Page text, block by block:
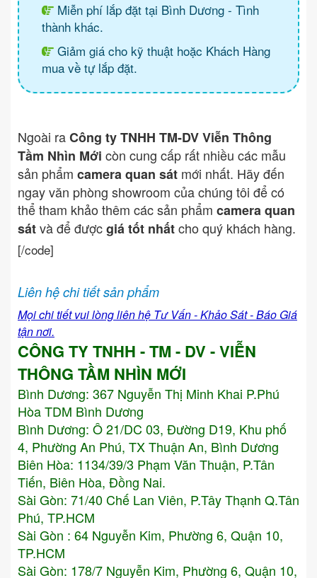
Miễn phí lắp đặt tại Bình Dương - Tình
thành khác.
Giảm giá cho kỹ thuật hoặc Khách Hàng
mua về tự lắp đặt.
Ngoài raCông ty TNHH TM-DV Viễn Thông
Tầm Nhìn Mới còn cung cấp rất nhiều các mẫu
sản phẩm camera quan sát mới nhất. Hãy đến
ngay văn phòng showroom của chúng tôi để có
thể tham khảo thêm các sản phẩm camera quan
sátvà để đượcgiá tốt nhấtcho quý khách hàng.
[/code]
Liên hệ chi tiết sản phẩm
Mọi chi tiết vui lòng liên hệ Tư Vấn - Khảo Sát - Báo Giá
tận nơi.
CÔNG TY TNHH - TM - DV - VIỄN
THÔNG TẦM NHÌN MỚI
Bình Dương: 367 Nguyễn Thị Minh Khai P.Phú
Hòa TDM Bình Dương
Bình Dương: Ô 21/DC 03, Đường D19, Khu phố
4, Phường An Phú, TX Thuận An, Bình Dương
Biên Hòa: 1134/39/3 Phạm Văn Thuận, P.Tân
Tiến, Biên Hòa, Đồng Nai.
Sài Gòn: 71/40 Chế Lan Viên, P.Tây Thạnh Q.Tân
Phú, TP.HCM
Sài Gòn : 64 Nguyễn Kim, Phường 6, Quận 10,
TP.HCM
Sài Gòn: 178/7 Nguyễn Kim, Phường 6, Quận 10,